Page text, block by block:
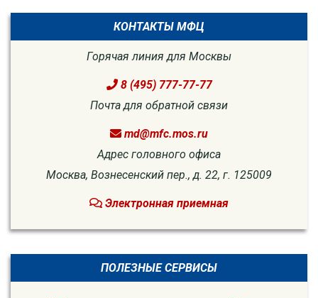
КОНТАКТЫ МФЦ
Горячая линия для Москвы
8 (495) 777-77-77
Почта для обратной связи
md@mfc.mos.ru
Адрес головного офиса
Москва, Вознесенский пер., д. 22, г. 125009
Электронная приемная
ПОЛЕЗНЫЕ СЕРВИСЫ